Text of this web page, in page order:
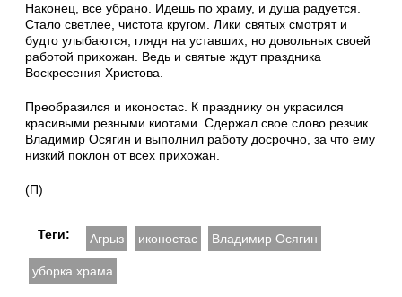
Наконец, все убрано. Идешь по храму, и душа радуется.
Стало светлее, чистота кругом. Лики святых смотрят и
будто улыбаются, глядя на уставших, но довольных своей
работой прихожан. Ведь и святые ждут праздника
Воскресения Христова.
Преобразился и иконостас. К празднику он украсился
красивыми резными киотами. Сдержал свое слово резчик
Владимир Осягин и выполнил работу досрочно, за что ему
низкий поклон от всех прихожан.
(П)
Теги: Агрыз иконостас Владимир Осягин
уборка храма